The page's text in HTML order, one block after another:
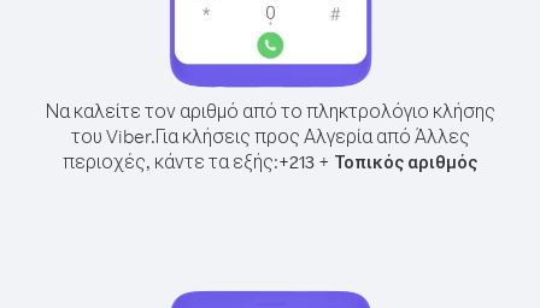
Να καλείτε τον αριθμό από το πληκτρολόγιο κλήσης
του Viber.Για κλήσεις προς Αλγερία από Άλλες
περιοχές, κάντε τα εξής:+213 + Τοπικός αριθμός